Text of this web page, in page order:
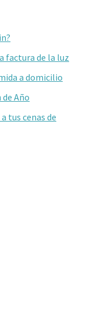
factura de la luz
a domicilio
Año
tus cenas de